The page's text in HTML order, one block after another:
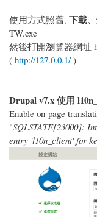
使用方式照舊, 下載
TW.exe
然後打開瀏覽器網址
( http://127.0.0.1/)
Drupal v7.x 使用
Enable on-page
"SQLSTATE[23000]:
entry 'l10n_client' for